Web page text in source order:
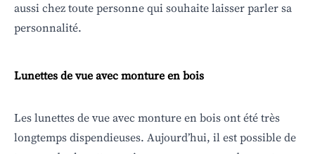
aussi chez toute personne qui souhaite laisser parler sa
personnalité.
Lunettes de vue avec monture en bois
Les lunettes de vue avec monture en bois ont été très
longtemps dispendieuses. Aujourd’hui, il est possible de